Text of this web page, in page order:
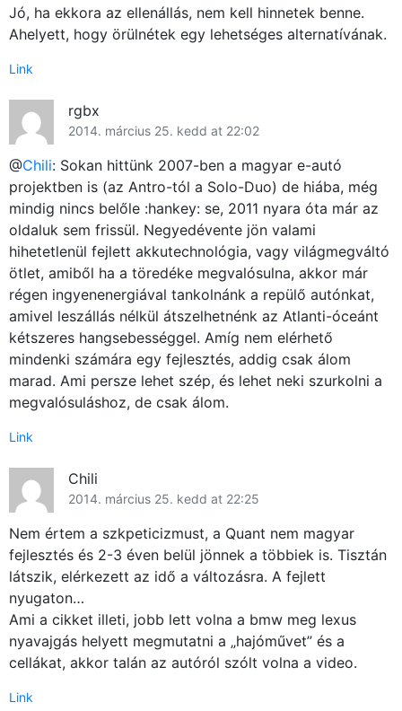
Jó, ha ekkora az ellenállás, nem kell hinnetek benne.
Ahelyett, hogy örülnétek egy lehetséges alternatívának.
Link
rgbx
2014. március 25. kedd at 22:02
@Chili: Sokan hittünk 2007-ben a magyar e-autó
projektben is (az Antro-tól a Solo-Duo) de hiába, még
mindig nincs belőle :hankey: se, 2011 nyara óta már az
oldaluk sem frissül. Negyedévente jön valami
hihetetlenül fejlett akkutechnológia, vagy világmegváltó
ötlet, amiből ha a töredéke megvalósulna, akkor már
régen ingyenenergiával tankolnánk a repülő autónkat,
amivel leszállás nélkül átszelhetnénk az Atlanti-óceánt
kétszeres hangsebességgel. Amíg nem elérhető
mindenki számára egy fejlesztés, addig csak álom
marad. Ami persze lehet szép, és lehet neki szurkolni a
megvalósuláshoz, de csak álom.
Link
Chili
2014. március 25. kedd at 22:25
Nem értem a szkpeticizmust, a Quant nem magyar
fejlesztés és 2-3 éven belül jönnek a többiek is. Tisztán
látszik, elérkezett az idő a változásra. A fejlett
nyugaton…
Ami a cikket illeti, jobb lett volna a bmw meg lexus
nyavajgás helyett megmutatni a „hajóművet” és a
cellákat, akkor talán az autóról szólt volna a video.
Link